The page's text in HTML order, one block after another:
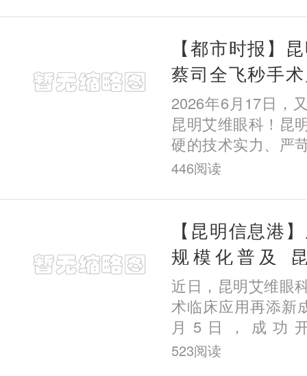
来该院求学
【都市时报】
蔡司全飞秒手
暑期摘镜有保障
2026年6月17日，
昆明艾维眼科！昆
硬的技术实力、严
善的诊疗体系与丰
发的“
446阅读
【昆明信息港
规模化普及
EVO+ ICL(V5)
例
近日，昆明艾维眼
术临床应用再添新
月5日，成功
EVO+ICL(V5)晶体
523阅读